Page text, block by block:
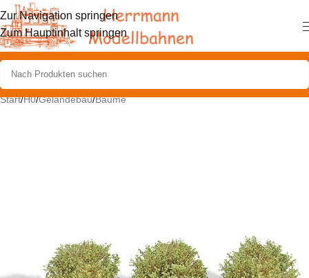
Zur Navigation springen
Zum Hauptinhalt springen
Start/H0/Geländebau/Bäume